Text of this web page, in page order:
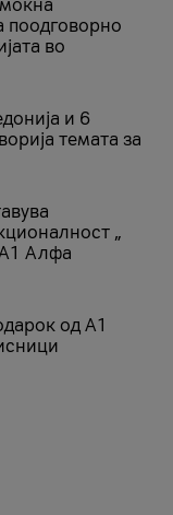
поодговорно
во
и 6
темата за
„
А1 Алфа
од А1